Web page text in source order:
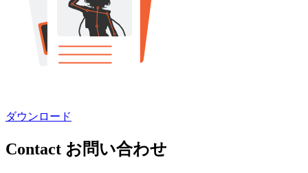
ダウンロード
Contact お問い合わせ